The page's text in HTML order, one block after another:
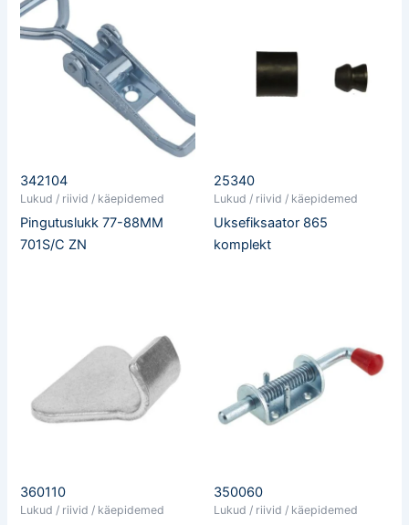
342104
Lukud / riivid / käepidemed
Pingutuslukk 77-88MM
701S/C ZN
25340
Lukud / riivid / käepidemed
Uksefiksaator 865
komplekt
360110
Lukud / riivid / käepidemed
350060
Lukud / riivid / käepidemed